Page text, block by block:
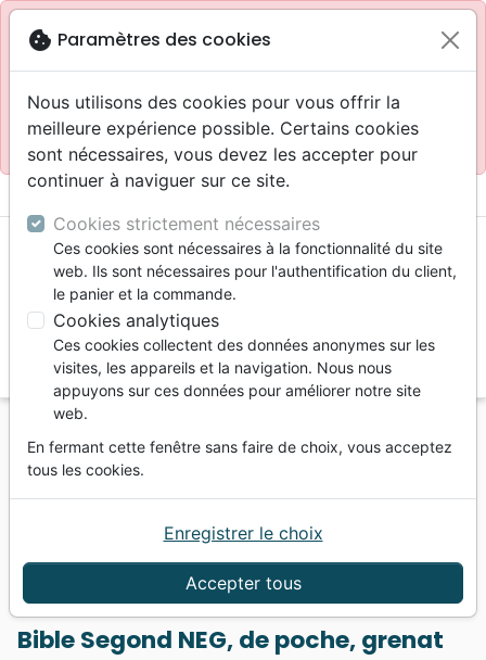
blockSite réservé aux professionnels
Accès pour les professionnels : Se connecter
Site pour le grand public : La Maison de la Bible
menu
Vous ne pouvez pas créer de nouvelle commande
depuis votre pays (United States).
NEG
Bible Segond NEG, de poche, grenat - couverture
souple, fibrocuir, tranche or
Bible Segond NEG, de poche, grenat
cookie Paramètres des cookies
Nous utilisons des cookies pour vous offrir la
meilleure expérience possible. Certains cookies
sont nécessaires, vous devez les accepter pour
continuer à naviguer sur ce site.
Cookies strictement nécessaires
Ces cookies sont nécessaires à la fonctionnalité du site
web. Ils sont nécessaires pour l'authentification du client,
le panier et la commande.
Cookies analytiques
Ces cookies collectent des données anonymes sur les
visites, les appareils et la navigation. Nous nous
appuyons sur ces données pour améliorer notre site
web.
En fermant cette fenêtre sans faire de choix, vous acceptez
tous les cookies.
Accepter tous
Enregistrer le choix